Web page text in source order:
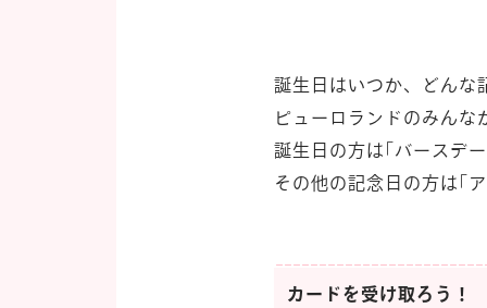
誕生日はいつか、どん
ピューロランドのみんな
誕生日の方は｢バースデ
その他の記念日の方は｢
カードを受け取ろう！